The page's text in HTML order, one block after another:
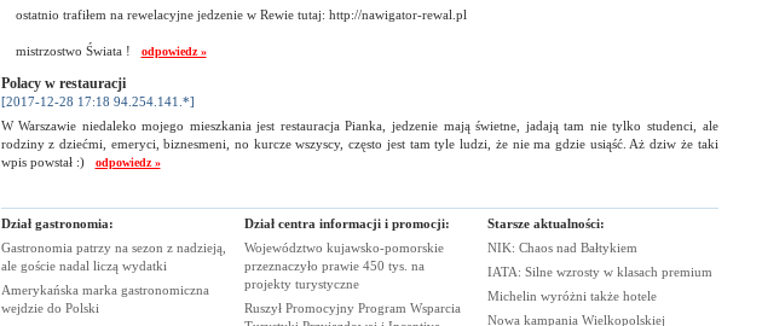
ostatnio trafiłem na rewelacyjne jedzenie w Rewie tutaj: http://nawigator-rewal.pl
mistrzostwo Świata ! odpowiedz »
Polacy w restauracji
[2017-12-28 17:18 94.254.141.*]
W Warszawie niedaleko mojego mieszkania jest restauracja Pianka, jedzenie mają świetne, jadają tam nie tylko studenci, ale
rodziny z dziećmi, emeryci, biznesmeni, no kurcze wszyscy, często jest tam tyle ludzi, że nie ma gdzie usiąść. Aż dziw że taki
wpis powstał :) odpowiedz »
Dział gastronomia:
Gastronomia patrzy na sezon z nadzieją,
ale goście nadal liczą wydatki
Amerykańska marka gastronomiczna
wejdzie do Polski
Dział centra informacji i promocji:
Województwo kujawsko-pomorskie
przeznaczyło prawie 450 tys. na
projekty turystyczne
Ruszył Promocyjny Program Wsparcia
Starsze aktualności:
NIK: Chaos nad Bałtykiem
IATA: Silne wzrosty w klasach premium
Michelin wyróżni także hotele
Nowa kampania Wielkopolskiej